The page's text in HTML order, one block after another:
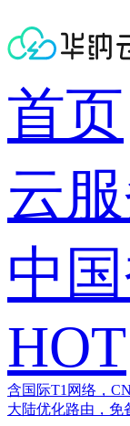
首页
云
中
HOT
含国际T1网络，
大陆优化路由，免